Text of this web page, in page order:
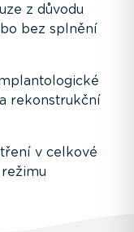
z důvodu
bez splnění
rekonstrukční
v celkové
režimu